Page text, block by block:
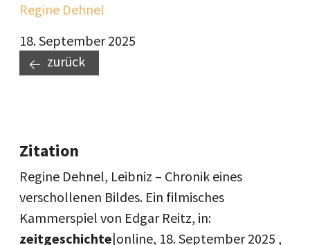
Regine Dehnel
18. September 2025
zurück
Zitation
Regine Dehnel, Leibniz – Chronik eines
verschollenen Bildes. Ein filmisches
Kammerspiel von Edgar Reitz, in:
zeitgeschichte|online, 18. September 2025 ,